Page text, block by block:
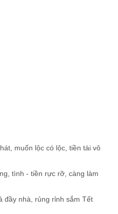
muốn lộc có lộc, tiền tài vô
tình - tiền rực rỡ, càng làm
đầy nhà, rủng rỉnh sắm Tết